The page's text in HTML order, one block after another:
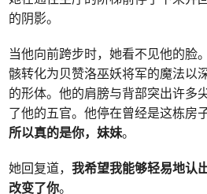
的阴影。
当他向前跨步时，她看不见他的脸
骸转化为贝赞洛巫妖将军的魔法以
的形体。他的肩膀与背部突出许多
了他的五官。他停在曾经是这栋房
所以真的是你，妹妹。
她回复道，我希望我能够轻易地认
改变了你。